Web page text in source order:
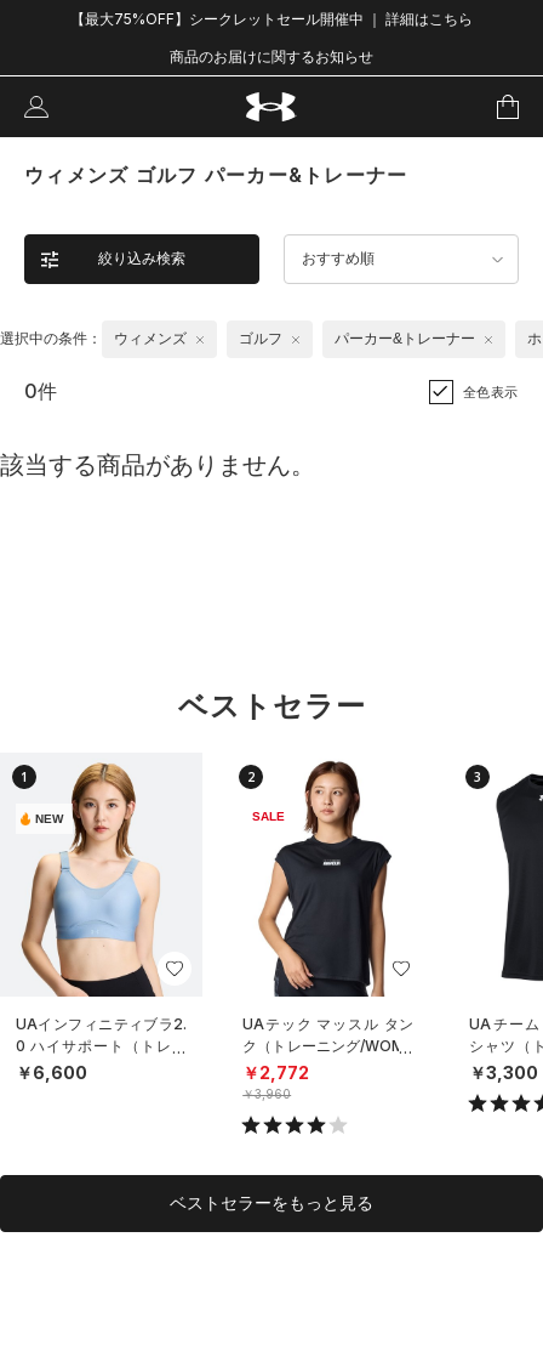
【最大75%OFF】シークレットセール開催中 ｜ 詳細はこちら
商品のお届けに関するお知らせ
ウィメンズ ゴルフ パーカー&トレーナー
絞り込み検索 おすすめ順
選択中の条件： ウィメンズ ゴルフ パーカー&トレーナー
0件 全色表示
該当する商品がありません。
ベストセラー
1
NEW
UAインフィニティブラ2.
0 ハイサポート（トレー
ニング/WOMEN）
￥6,600
2
SALE
UAテック マッスル タン
ク（トレーニング/WOME
N）
￥2,772
￥3,960
3
UAチー
シャツ（
NISEX）
￥3,300
ベストセラーをもっと見る